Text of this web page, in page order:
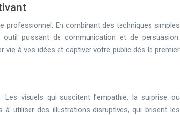
professionnel. En combinant des techniques simples
puissant de communication et de persuasion.
vie à vos idées et captiver votre public dès le premier
visuels qui suscitent l’empathie, la surprise ou
à utiliser des illustrations disruptives, qui brisent les